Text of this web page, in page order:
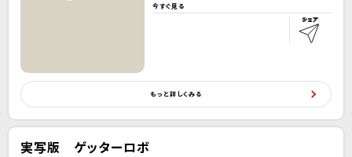
今すぐ見る
もっと詳しくみる
実写版 ゲッターロボ